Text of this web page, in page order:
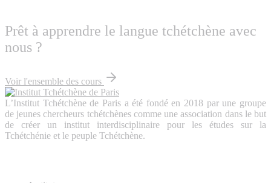
Prêt à apprendre le langue tchétchène avec
nous ?
Voir l'ensemble des cours
L’Institut Tchétchène de Paris a été fondé en 2018 par une groupe
de jeunes chercheurs tchétchènes comme une association dans le but
de créer un institut interdisciplinaire pour les études sur la
Tchétchénie et le peuple Tchétchène.